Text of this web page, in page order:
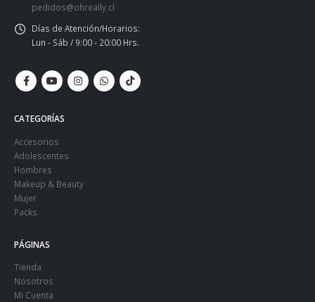
pedidos@ohreally.cl
Días de Atención/Horarios:
Lun - Sáb / 9:00 - 20:00 Hrs.
CATEGORÍAS
Accesorios
Adolescentes
Hombres
Makeup & Beauty
Mujer
Packs
PÁGINAS
Tienda
Nosotros
Mi Cuenta